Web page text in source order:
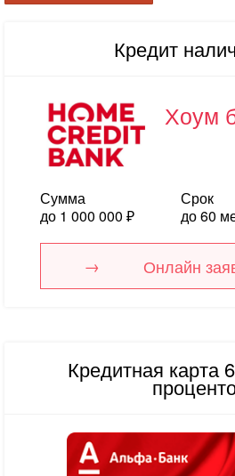
Кредит
Хоум
Сумма
до 1 000 000 ₽
Срок
до 60
Онлайн
Кредитная карта